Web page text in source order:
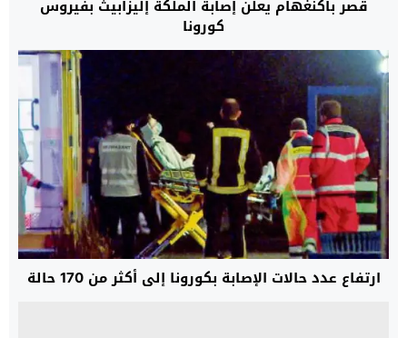
قصر باكنغهام يعلن إصابة الملكة إليزابيث بفيروس
كورونا
ارتفاع عدد حالات الإصابة بكورونا إلى أكثر من 170 حالة